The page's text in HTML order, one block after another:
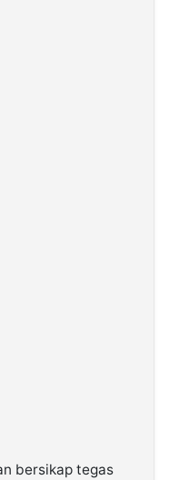
bersikap tegas